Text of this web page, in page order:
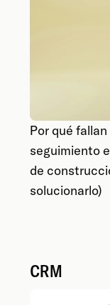
Por qué
seguimiento
de
solucionarlo)
CRM